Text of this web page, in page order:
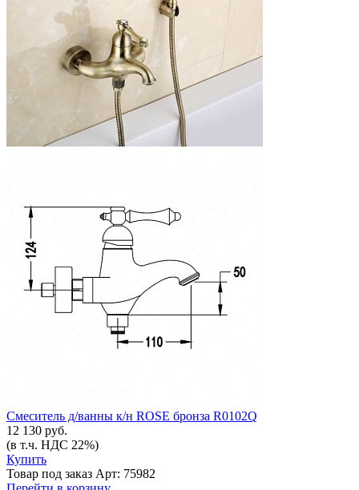
Смеситель д/ванны к/н ROSE бронза R0102Q
12 130 руб.
(в т.ч. НДС 22%)
Купить
Товар под заказ Арт: 75982